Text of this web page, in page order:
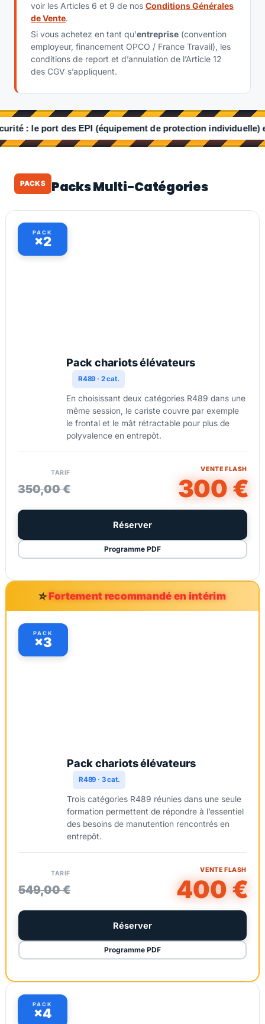
voir les Articles 6 et 9 de nos Conditions Générales
de Vente.
Si vous achetez en tant qu’entreprise (convention
employeur, financement OPCO / France Travail), les
conditions de report et d’annulation de l’Article 12
des CGV s’appliquent.
(équipement de protection individuelle) est obligatoire sur
PACKS Packs Multi-Catégories
PACK
×2
Pack chariots élévateurs
R489 · 2 cat.
En choisissant deux catégories R489 dans une
même session, le cariste couvre par exemple
le frontal et le mât rétractable pour plus de
polyvalence en entrepôt.
TARIF
350,00 €
VENTE FLASH
300 €
Réserver
Programme PDF
⭐Fortement recommandé en intérim
PACK
×3
Pack chariots élévateurs
R489 · 3 cat.
Trois catégories R489 réunies dans une seule
formation permettent de répondre à l’essentiel
des besoins de manutention rencontrés en
entrepôt.
TARIF
549,00 €
VENTE FLASH
400 €
Réserver
Programme PDF
PACK
×4